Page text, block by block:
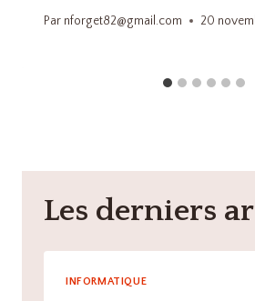
Par nforget82@gmail.com 20
Les derniers
INFORMATIQUE